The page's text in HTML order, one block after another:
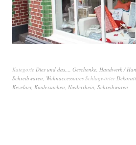
Kategorie Dies und das..., Geschenke, Handwerk /
Schreibwaren, Wohnaccessoires Schlagwörter
Kevelaer, Kindersachen, Niederrhein, Schreibwaren